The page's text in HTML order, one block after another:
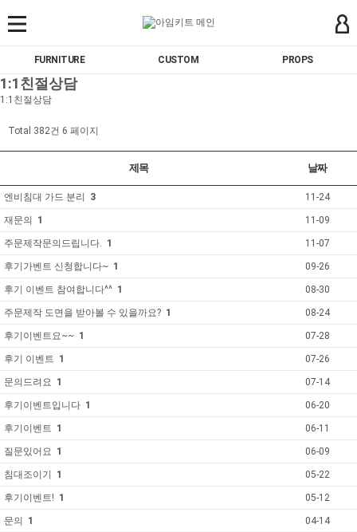
FURNITURE CUSTOM PROPS
1:1친절상담
1:1친절상담
Total 382건 6 페이지
제목 날짜
엔비침대 가드 분리 3 11-24
재문의 1 11-09
주문제작문의드립니다. 1 11-07
후기가벤트 신청합니다~ 1 09-26
후기 이벤트 참여합니다^^ 1 08-30
주문제작 도면을 받아볼 수 있을까요? 1 08-24
후기이벤트요~~ 1 07-28
후기 이벤트 1 07-26
문의드려요 1 07-14
후기이벤트입니다 1 06-20
후기이벤트 1 06-11
질문있어요 1 06-09
침대조이기 1 05-22
후기이벤트! 1 05-12
문의 1 04-14